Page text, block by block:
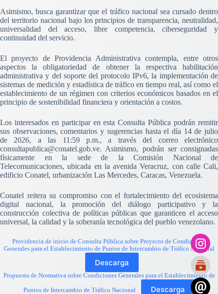
Asimismo, busca garantizar que el tráfico nacional sea cursado dentro
del territorio nacional bajo los principios de transparencia, neutralidad,
universalidad del acceso, libre competencia, ciberseguridad y
continuidad del servicio.
El proyecto de Providencia Administrativa contempla, entre otros
aspectos la obligatoriedad de obtener la respectiva habilitación
administrativa y del soporte del protocolo IPv6, la implementación de
sistemas de medición y estadística de tráfico en tiempo real, así como el
establecimiento de un régimen con criterios económicos basados en el
principio de sostenibilidad financiera y orientación a costos.
Los interesados en participar en esta Consulta Pública podrán remitir
sus observaciones, comentarios y sugerencias hasta el día 14 de julio
de 2026, a las 11:59 p.m., a través del correo electrónico
consultapublica@conatel.gob.ve. Asimismo, podrán ser consignadas
físicamente en la sede de la Comisión Nacional de
Telecomunicaciones, ubicada en la avenida Veracruz, con calle Cali,
edificio Conatel, urbanización Las Mercedes, Caracas, Venezuela.
Conatel reitera su compromiso con el fortalecimiento del ecosistema
digital nacional, la promoción del diálogo participativo y la
construcción colectiva de políticas públicas que garanticen el acceso
universal, la calidad y la soberanía tecnológica del pueblo venezolano.
Providencia de inicio de Consulta Pública sobre Proyecto de Condiciones
Generales para el Establecimiento de Puntos de Intercambio de Tráfico Nacional
Descarga
Propuesta de Normativa sobre Condiciones Generales para el Establecimiento de
Puntos de Intercambio de Tráfico Nacional Descarga